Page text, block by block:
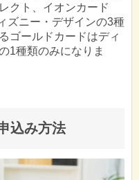
クト、イオンカード
ズニー・デザインの3種
ゴールドカードはディ
1種類のみになりま
込み方法